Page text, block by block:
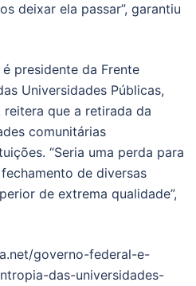
deixar ela passar”, garantiu
presidente da Frente
Universidades Públicas,
reitera que a retirada da
comunitárias
“Seria uma perda para
de diversas
de extrema qualidade”,
governo-federal-e-
das-universidades-